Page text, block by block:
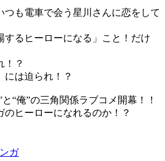
つも電車で会う星川さんに恋をして
するヒーローになる」こと！だけ
！？
には迫られ！？
“俺”の三角関係ラブコメ開幕！！
ヒーローになれるのか！？
ガ